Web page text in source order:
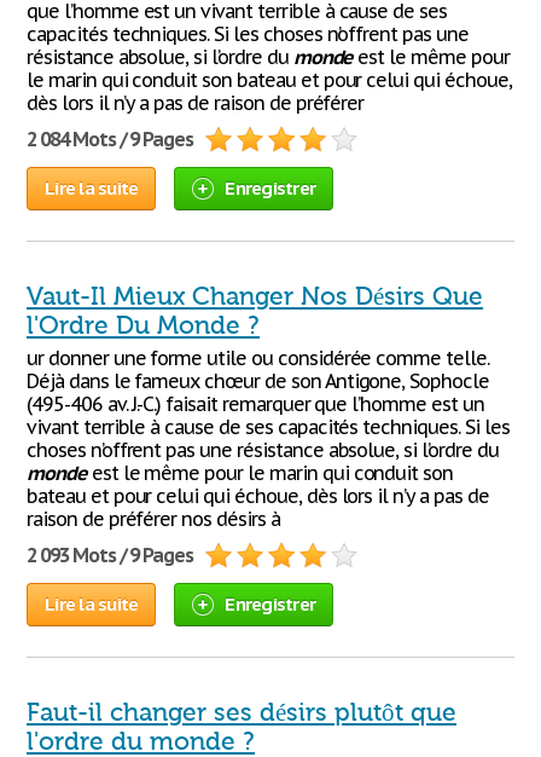
que l’homme est un vivant terrible à cause de ses
capacités techniques. Si les choses n’offrent pas une
résistance absolue, si l’ordre du mondeest le même pour
le marin qui conduit son bateau et pour celui qui échoue,
dès lors il n’y a pas de raison de préférer
2 084 Mots / 9 Pages
Lire la suite Enregistrer
Vaut-Il Mieux Changer Nos Désirs Que
l'Ordre Du Monde ?
ur donner une forme utile ou considérée comme telle.
Déjà dans le fameux chœur de son Antigone, Sophocle
(495-406 av. J.-C.) faisait remarquer que l’homme est un
vivant terrible à cause de ses capacités techniques. Si les
choses n’offrent pas une résistance absolue, si l’ordre du
mondeest le même pour le marin qui conduit son
bateau et pour celui qui échoue, dès lors il n’y a pas de
raison de préférer nos désirs à
2 093 Mots / 9 Pages
Lire la suite Enregistrer
Faut-il changer ses désirs plutôt que
l'ordre du monde ?